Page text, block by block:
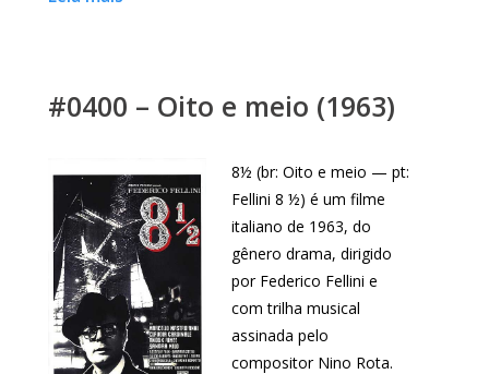
#0400 – Oito e meio (1963)
8½ (br: Oito e meio — pt:
Fellini 8 ½) é um filme
italiano de 1963, do
gênero drama, dirigido
por Federico Fellini e
com trilha musical
assinada pelo
compositor Nino Rota.